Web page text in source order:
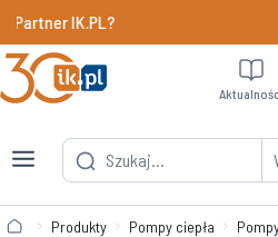
IK.PL?
Produkty Pompy ciepła